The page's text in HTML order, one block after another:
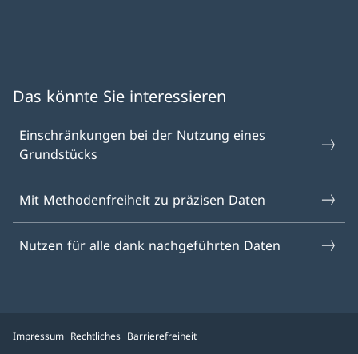
Das könnte Sie interessieren
Einschränkungen bei der Nutzung eines
Grundstücks
Mit Methodenfreiheit zu präzisen Daten
Nutzen für alle dank nachgeführten Daten
Impressum Rechtliches Barrierefreiheit